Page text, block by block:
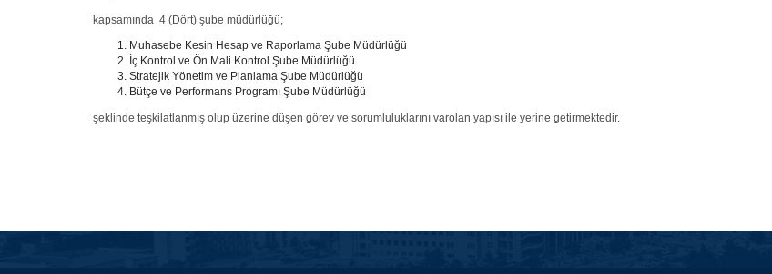
kapsamında 4 (Dört) şube müdürlüğü;
Muhasebe Kesin Hesap ve Raporlama Şube Müdürlüğü
İç Kontrol ve Ön Mali Kontrol Şube Müdürlüğü
Stratejik Yönetim ve Planlama Şube Müdürlüğü
Bütçe ve Performans Programı Şube Müdürlüğü
şeklinde teşkilatlanmış olup üzerine düşen görev ve sorumluluklarını varolan yapısı ile yerine getirmektedir.